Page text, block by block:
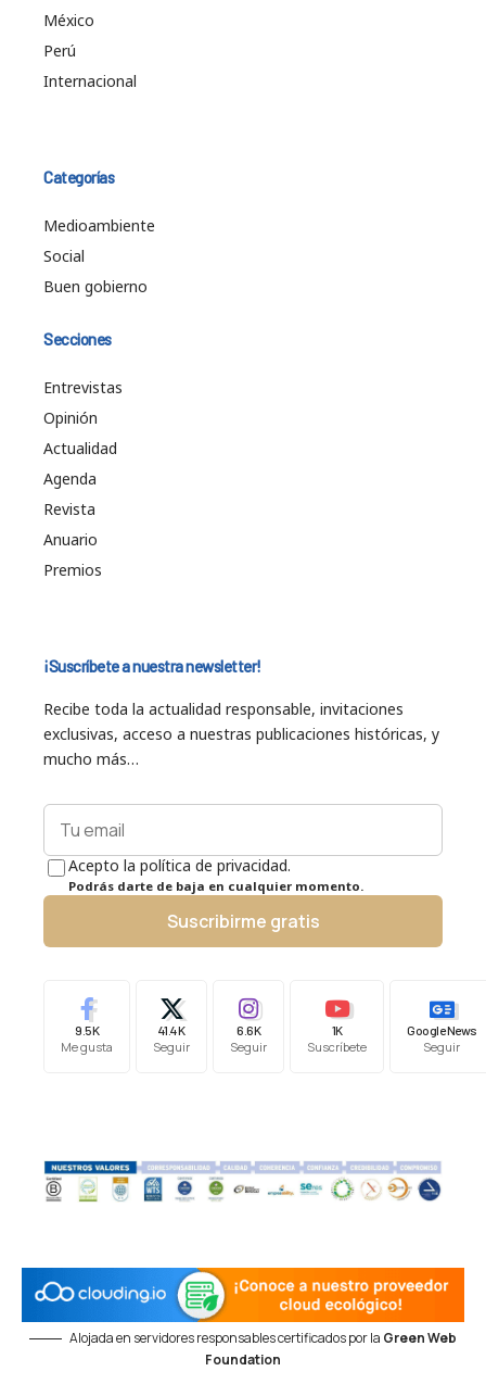
México
Perú
Internacional
Categorías
Medioambiente
Social
Buen gobierno
Secciones
Entrevistas
Opinión
Actualidad
Agenda
Revista
Anuario
Premios
¡Suscríbete a nuestra newsletter!
Recibe toda la actualidad responsable, invitaciones
exclusivas, acceso a nuestras publicaciones históricas, y
mucho más…
Acepto la política de privacidad.
Podrás darte de baja en cualquier momento.
Suscribirme gratis
9.5K
Me gusta
41.4K
Seguir
6.6K
Seguir
1K
Suscríbete
Google News
Seguir
Alojada en servidores responsables certificados por la Green Web
Foundation